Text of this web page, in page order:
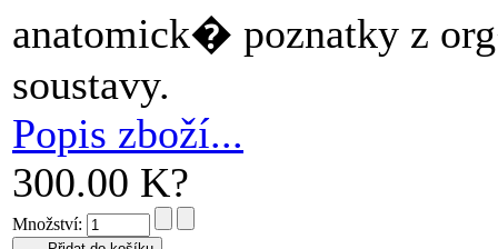
anatomick� poznatky z
soustavy.
Popis zboží...
300.00 K?
Množství: